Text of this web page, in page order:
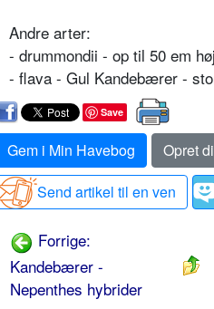
Andre arter:
- drummondii - op til 50 em
- flava - Gul Kandebærer -
Save
Gem i Min Havebog
Opret
Send artikel til en ven
Forrige:
Kandebærer -
Nepenthes hybrider